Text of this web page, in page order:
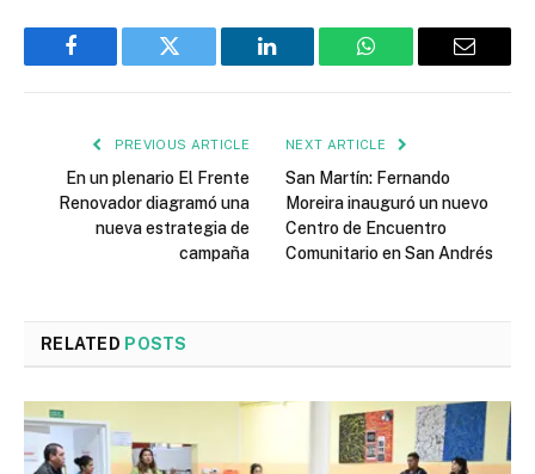
Facebook Twitter LinkedIn WhatsApp Email
PREVIOUS ARTICLE
En un plenario El Frente
Renovador diagramó una
nueva estrategia de
campaña
NEXT ARTICLE
San Martín: Fernando
Moreira inauguró un nuevo
Centro de Encuentro
Comunitario en San Andrés
RELATED POSTS